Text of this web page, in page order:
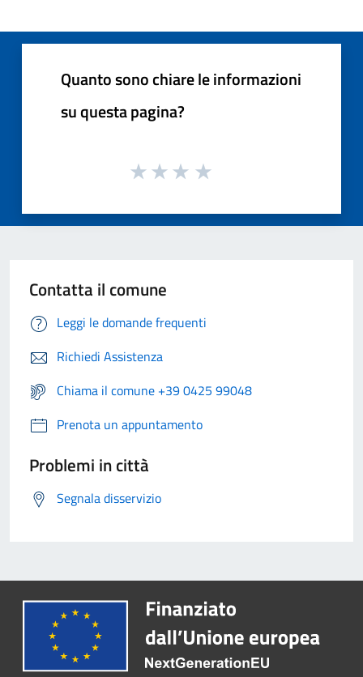
Quanto sono chiare le informazioni
su questa pagina?
Contatta il comune
Leggi le domande frequenti
Richiedi Assistenza
Chiama il comune +39 0425 99048
Prenota un appuntamento
Problemi in città
Segnala disservizio